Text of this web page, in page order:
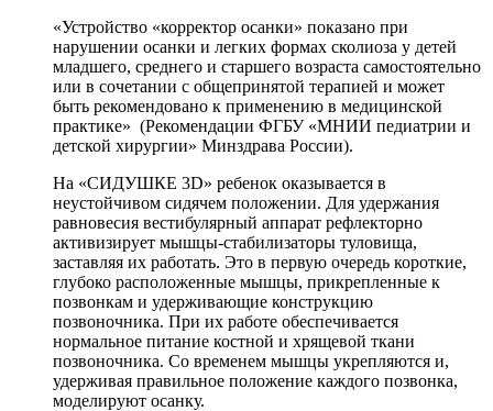
«Устройство «корректор осанки» показано при
нарушении осанки и легких формах сколиоза у детей
младшего, среднего и старшего возраста самостоятельно
или в сочетании с общепринятой терапией и может
быть рекомендовано к применению в медицинской
практике» (Рекомендации ФГБУ «МНИИ педиатрии и
детской хирургии» Минздрава России).
На «СИДУШКЕ 3D» ребенок оказывается в
неустойчивом сидячем положении. Для удержания
равновесия вестибулярный аппарат рефлекторно
активизирует мышцы-стабилизаторы туловища,
заставляя их работать. Это в первую очередь короткие,
глубоко расположенные мышцы, прикрепленные к
позвонкам и удерживающие конструкцию
позвоночника. При их работе обеспечивается
нормальное питание костной и хрящевой ткани
позвоночника. Со временем мышцы укрепляются и,
удерживая правильное положение каждого позвонка,
моделируют осанку.